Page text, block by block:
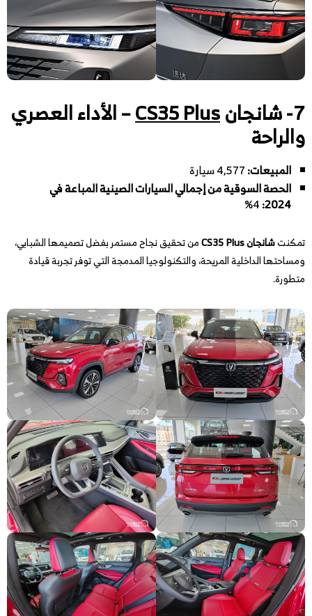
7- شانجان CS35 Plus– الأداء العصري
والراحة
المبيعات:
الحصة السوقية من إجمالي السيارات الصينية المباعة في
2024
:
تمكنتشانجان CS35 Plus
من تحقيق نجاح مستمر بفضل تصميمها الشبابي،
ومساحتها الداخلية المريحة، والتكنولوجيا المدمجة التي توفر تجربة قيادة
متطورة.